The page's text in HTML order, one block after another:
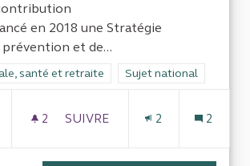
en 2018 une Stratégie
et de...
de la catégorie : Sécurité sociale, santé
santé et retraite Filtrer les résultats
Sujet national
2 2 ABONNÉS
SUIVRE
2 2